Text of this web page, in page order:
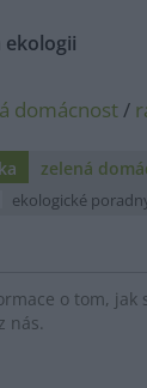
domácnost/
zelená
ekologické
o tom, jak
nás.